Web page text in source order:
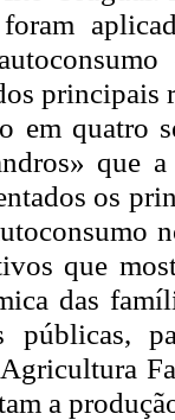
principais
em quatro
que
os
que
das
públicas,
a